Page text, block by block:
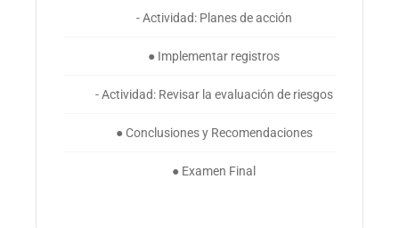
- Actividad: Planes de acción
● Implementar registros
- Actividad: Revisar la evaluación de riesgos
● Conclusiones y Recomendaciones
● Examen Final